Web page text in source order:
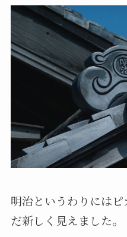
明治というわりには
だ新しく見えました。